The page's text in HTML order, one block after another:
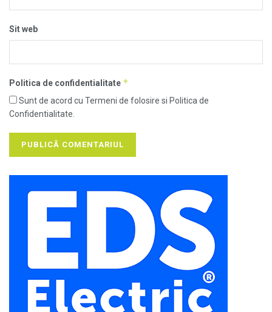
Sit web
Politica de confidentialitate *
Sunt de acord cu Termeni de folosire si Politica de
Confidentialitate.